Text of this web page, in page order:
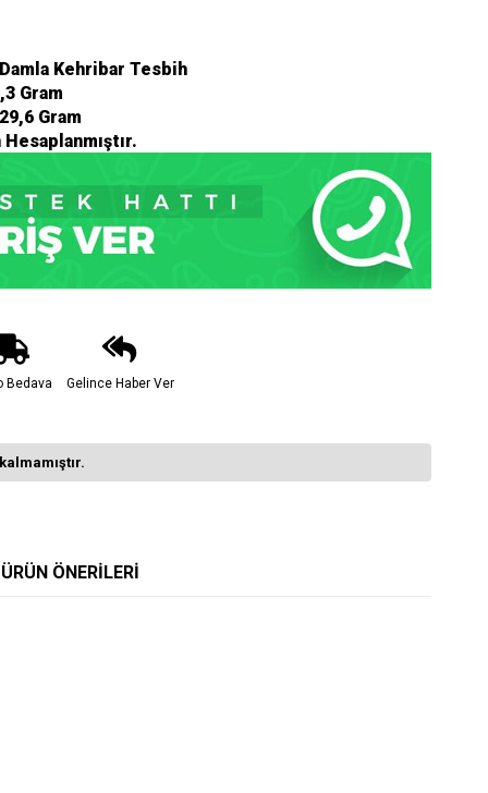
Kehribar Tesbih
Gram
Gram
Bedava Gelince Haber Ver
ÜRÜN ÖNERILERI